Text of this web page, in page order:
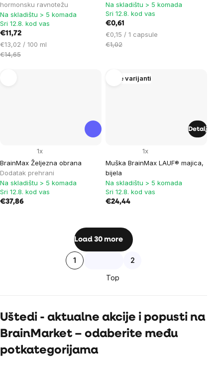
hormonsku ravnotežu
Na skladištu > 5 komada
Sri 12.8. kod vas
€11,72
Cijena
mjere:
€13,02 / 100 ml
€14,65
Na skladištu > 5 komada
Sri 12.8. kod vas
€0,61
Cijena
mjere:
€0,15 / 1 capsule
€1,02
BrainMax Željezna obrana
Dodatak prehrani
1x
Na skladištu > 5 komada
Sri 12.8. kod vas
€37,86
Više varijanti
Muška BrainMax LAUF® majica,
bijela
1x
Na skladištu > 5 komada
Sri 12.8. kod vas
€24,44
Detalj
Listing
controls
Load 30 more
Pagination
1 2
Top
Uštedi - aktualne akcije i popusti na
BrainMarket – odaberite među
potkategorijama